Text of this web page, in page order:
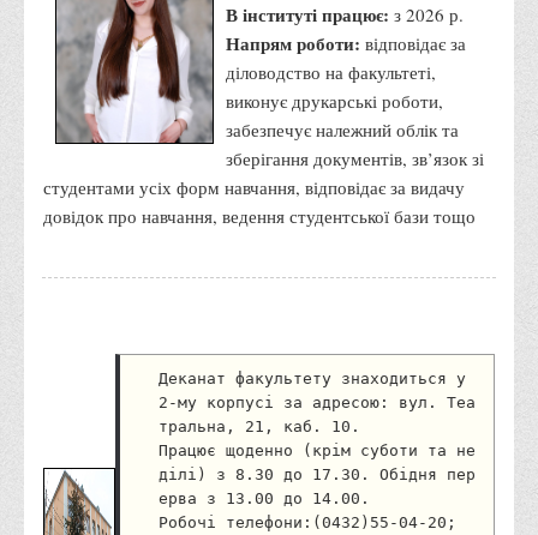
Розклад занять і сесій
Графіки освітнього процесу
Реєстр вибіркових дисциплін
Бази практик
Студентське наукове товариство «ВАТРА»
ТОП-20 кращих студентів
ТОП-20 кращих студентів 2021
ТОП-20 кращих студентів 2020
ТОП-20 кращих студентів 2019
ТОП-20 кращих студентів 2018
В інституті працює: з 2026 р.
Напрям роботи: відповідає за
діловодство на факультеті,
виконує друкарські роботи,
забезпечує належний облік та
зберігання документів, зв’язок зі
студентами усіх форм навчання, відповідає за видачу
довідок про навчання, ведення студентської бази тощо
Деканат факультету знаходиться у
2-му корпусі за адресою: вул. Теа
тральна, 21, каб. 10.
Працює щоденно (крім суботи та не
ділі) з 8.30 до 17.30. Обідня пер
ерва з 13.00 до 14.00.
Робочі телефони:(0432)55-04-20;